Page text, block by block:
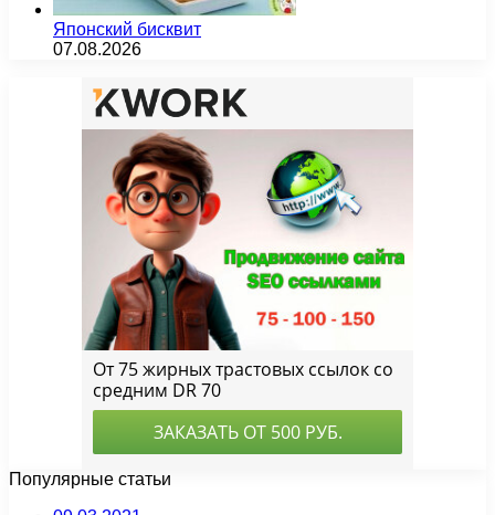
Японский бисквит
07.08.2026
Популярные статьи